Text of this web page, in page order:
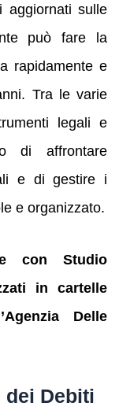
aggiornati sulle
può fare la
rapidamente e
Tra le varie
legali e
di affrontare
e di gestire i
e organizzato.
con Studio
in cartelle
Delle
dei Debiti